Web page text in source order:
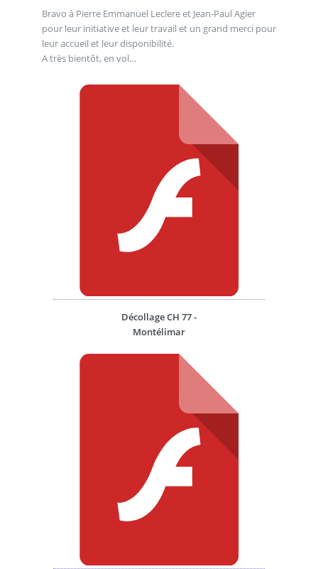
Bravo à Pierre Emmanuel Leclere et Jean-Paul Agier
pour leur initiative et leur travail et un grand merci pour
leur accueil et leur disponibilité.
A très bientôt, en vol…
Décollage CH 77 -
Montélimar